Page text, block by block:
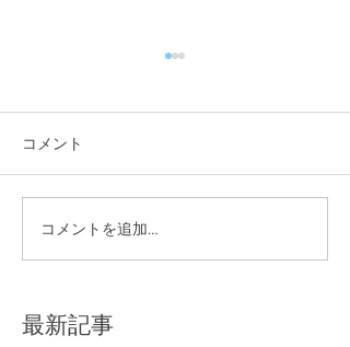
夏季休業のお知らせ
コメント
コメントを追加…
最新記事